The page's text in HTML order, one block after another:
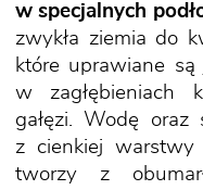
w specjalnych
zwykła ziemia do
które uprawiane są
w zagłębieniach
gałęzi. Wodę oraz
z cienkiej
tworzy z